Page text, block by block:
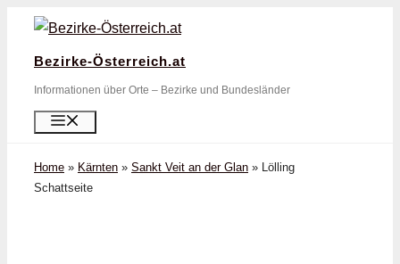
Zum
springen
Bezirke-Österreich.at
Informationen über Orte – Bezirke und Bundesländer
Home » Kärnten » Sankt Veit an der Glan » Lölling
Schattseite